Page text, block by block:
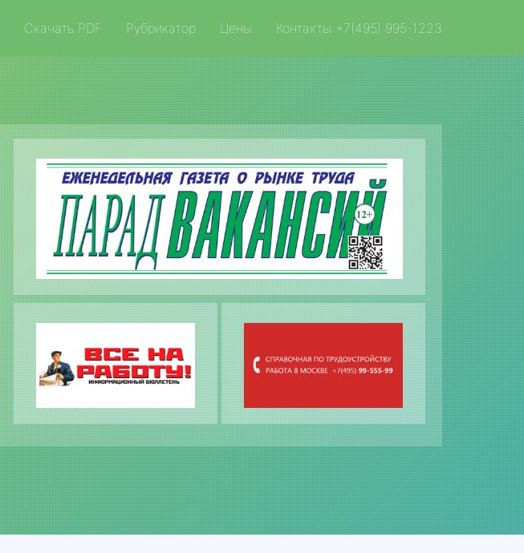
Скачать PDF Рубрикатор Цены Контакты +7(495) 995-1223